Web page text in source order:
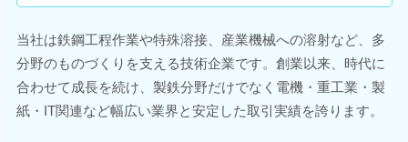
当社は鉄鋼工程作業や特殊溶接、産業機械への溶射など、多
分野のものづくりを支える技術企業です。創業以来、時代に
合わせて成長を続け、製鉄分野だけでなく電機・重工業・製
紙・IT関連など幅広い業界と安定した取引実績を誇ります。